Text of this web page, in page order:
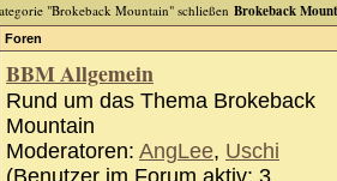
Brokeback
Foren
BBM Allgemein
Rund um das Thema Brokeback
Mountain
Moderatoren: AngLee, Uschi
(Benutzer im Forum aktiv: 3